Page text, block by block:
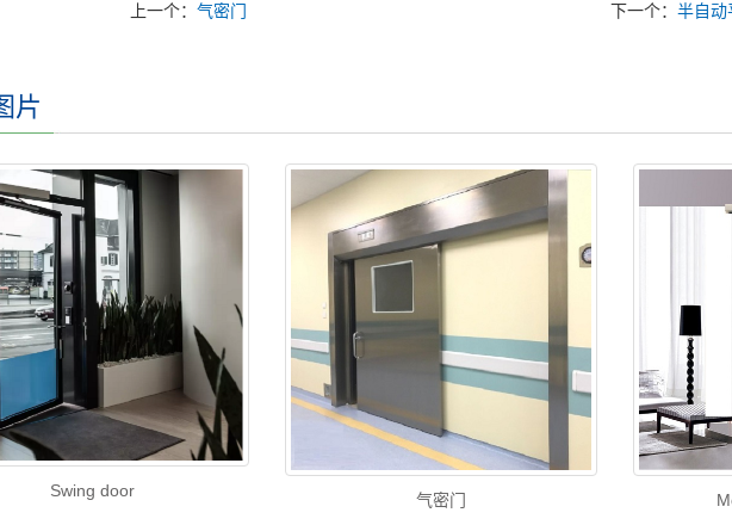
上一个：气密门 下一个：半自动
片
Swing door
气密门